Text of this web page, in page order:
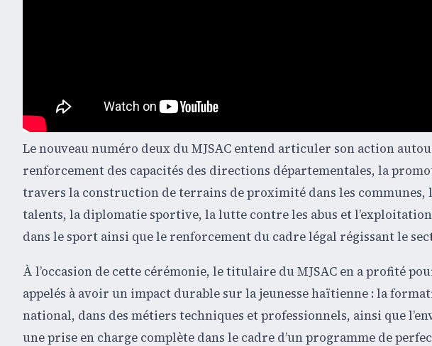
Le nouveau numéro deux du MJSAC entend articuler son action
renforcement des capacités des directions départementales, la
travers la construction de terrains de proximité dans les communes,
talents, la diplomatie sportive, la lutte contre les abus et
dans le sport ainsi que le renforcement du cadre légal régissant le
À l’occasion de cette cérémonie, le titulaire du MJSAC en a profité
appelés à avoir un impact durable sur la jeunesse haïtienne : la
national, dans des métiers techniques et professionnels, ainsi que
une prise en charge complète dans le cadre d’un programme de